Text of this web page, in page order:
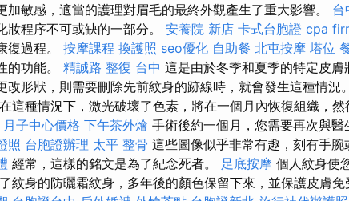
加敏感，適當的護理對眉毛的最終外觀產生了重大影響。 台
妝程序不可或缺的一部分。 安養院 新店 卡式台胞證 cpa
復過程。 按摩課程 換護照 seo優化 自助餐 北屯按摩 塔位
的功能。 精誠路 整復 台中 這是由於冬季和夏季的特定皮
改形狀，則需要刪除先前紋身的跡線時，就會發生這種情況。
在這種情況下，激光破壞了色素，將在一個月內恢復組織，然
月子中心價格 下午茶外燴 手術後約一個月，您需要再次與醫
照 台胞證辦理 太平 整骨 這些圖像似乎非常有趣，刻有手腕
經常，這樣的銘文是為了紀念死者。 足底按摩 個人紋身使
紋身的防曬霜紋身，多年後的顏色保留下來，並保護皮膚